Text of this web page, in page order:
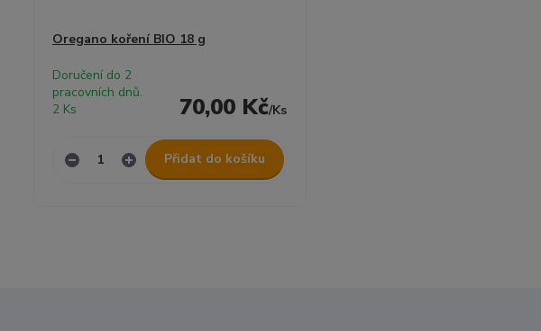
Oregano koření BIO 18 g
70,00 Kč/Ks
Doručení do 2
pracovních dnů.
2 Ks
Přidat do košíku